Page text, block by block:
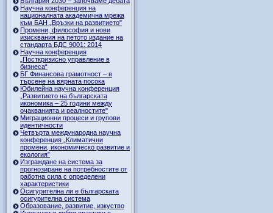
Научна конференция на
националната академична мрежа
към БАН „Връзки на развитието"
Промени, философия и нови
изисквания на петото издание на
стандарта БДС 9001: 2014
Научна конференция
„Посткризисно управление в
бизнеса“
БГ Финансова грамотност – в
търсене на вярната посока
Юбилейна научна конференция
„Развитието на българската
икономика – 25 години между
очакванията и реалностите"
Миграционни процеси и групови
идентичности
Четвърта международна научна
конференция „Климатични
промени, икономическо развитие и
екология”
Изграждане на система за
прогнозиране на потребностите от
работна сила с определени
характеристики
Осигурителна ли е българската
осигурителна система
Образование, развитие, изкуство